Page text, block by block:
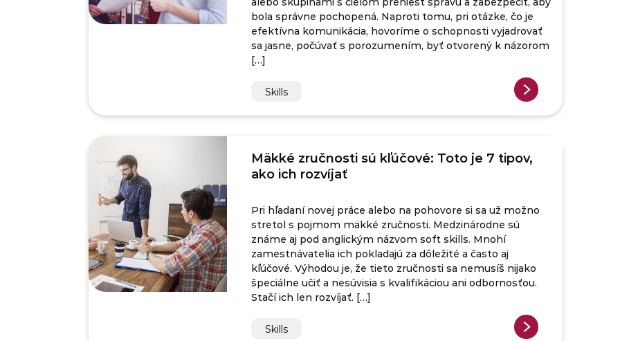
bola správne pochopená. Naproti tomu, pri otázke, čo je
efektívna komunikácia, hovoríme o schopnosti vyjadrovať
sa jasne, počúvať s porozumením, byť otvorený k názorom
[…]
Skills
Mäkké zručnosti sú kľúčové: Toto je 7 tipov,
ako ich rozvíjať
Pri hľadaní novej práce alebo na pohovore si sa už možno
stretol s pojmom mäkké zručnosti. Medzinárodne sú
známe aj pod anglickým názvom soft skills. Mnohí
zamestnávatelia ich pokladajú za dôležité a často aj
kľúčové. Výhodou je, že tieto zručnosti sa nemusíš nijako
špeciálne učiť a nesúvisia s kvalifikáciou ani odbornosťou.
Stačí ich len rozvíjať. […]
Skills